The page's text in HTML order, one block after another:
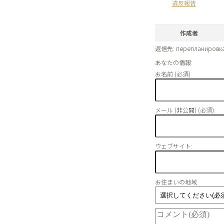
違反報告
作成者
返信先:
あなたの情報:
お名前 (必須)
メール (非公開) (必須):
ウェブサイト:
お住まいの地域